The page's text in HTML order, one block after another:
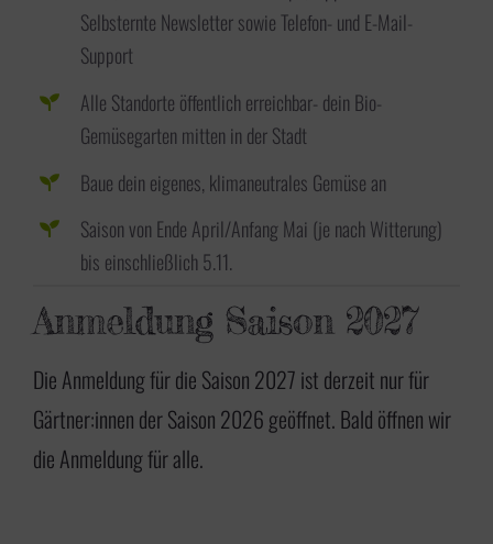
Selbsternte Newsletter sowie Telefon- und E-Mail-
Support
Alle Standorte öffentlich erreichbar- dein Bio-
Gemüsegarten mitten in der Stadt
Baue dein eigenes, klimaneutrales Gemüse an
Saison von Ende April/Anfang Mai (je nach Witterung)
bis einschließlich 5.11.
Anmeldung Saison 2027
Die Anmeldung für die Saison 2027 ist derzeit nur für
Gärtner:innen der Saison 2026 geöffnet. Bald öffnen wir
die Anmeldung für alle.